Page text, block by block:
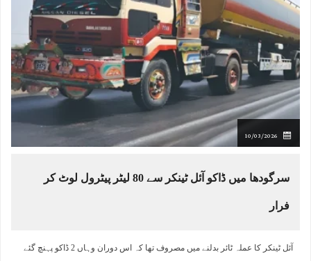
10/03/2026
سرگودھا میں ڈاکو آئل ٹینکر سے 80 لیٹر پیٹرول لوٹ کر
فرار
آئل ٹینکر کا عملہ ٹائر بدلنے میں مصروف تھا کہ اس دوران وہاں 2 ڈاکو پہنچ گئے